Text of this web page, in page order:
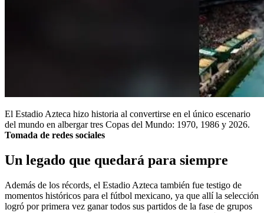
El Estadio Azteca hizo historia al convertirse en el único escenario
del mundo en albergar tres Copas del Mundo: 1970, 1986 y 2026.
Tomada de redes sociales
Un legado que quedará para siempre
Además de los récords, el Estadio Azteca también fue testigo de
momentos históricos para el fútbol mexicano, ya que allí la selección
logró por primera vez ganar todos sus partidos de la fase de grupos